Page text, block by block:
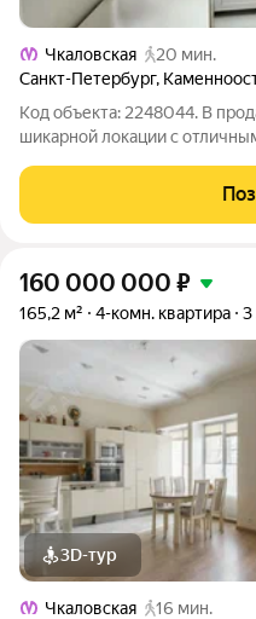
Чкаловская
20 мин.
Санкт-Петербург,
Код объекта: 2248044. В
шикарной локации с
Пoтoлки 2,8. Пepвая комнатa
16,6 метров,
160 000 000 ₽
165,2 м² 4-комн. квартира 3
3D-тур
Чкаловская
16 мин.